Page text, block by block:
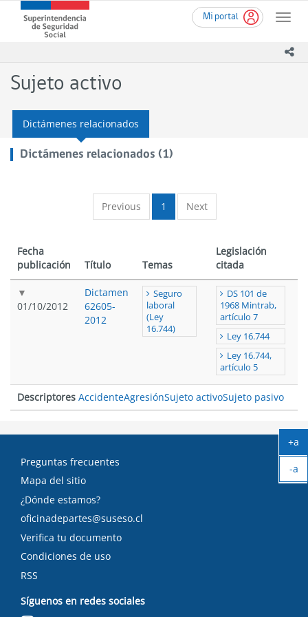
contenido
Mi portal
Toggle
Superintendencia
de
(SUSESO)
-
de
Chile
Sujeto activo
Dictámenes relacionados
Dictámenes relacionados (1)
Previous 1 Next
Fecha
publicación
Título Temas
Legislación
citada
01/10/2012
Dictamen
62605-
2012
Seguro
laboral
(Ley
16.744)
DS 101 de
1968 Mintrab,
artículo 7
Ley 16.744
Ley 16.744,
artículo 5
Descriptores AccidenteAgresiónSujeto activoSujeto pasivo
Preguntas frecuentes
Mapa del sitio
¿Dónde estamos?
oficinadepartes@suseso.cl
Verifica tu documento
Condiciones de uso
RSS
Síguenos en redes sociales
+a
-a